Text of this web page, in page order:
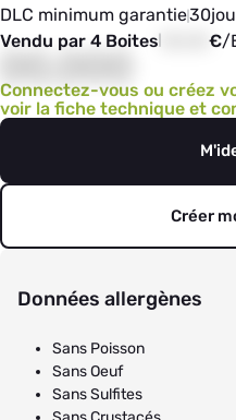
DLC minimum garantie30
Vendu par 4 Boites
€/
Connectez-vous ou créez
voir la fiche technique et
Créer
Données allergènes
Sans Poisson
Sans Oeuf
Sans Sulfites